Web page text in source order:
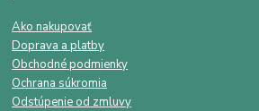
Ako nakupovať
Doprava a platby
Obchodné podmienky
Ochrana súkromia
Odstúpenie od zmluvy